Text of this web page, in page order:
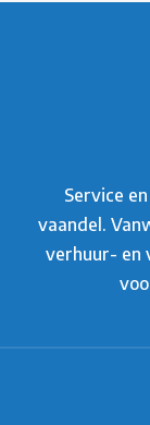
Service
vaandel.
verhuur- en